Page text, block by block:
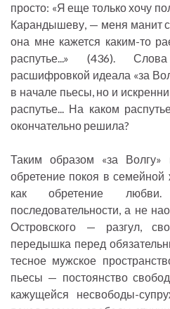
просто: «Я еще только хочу
Карандышеву, — меня манит
она мне кажется каким-то
распутье...» (436).
расшифровкой идеала «за
в начале пьесы, но и
распутье... На каком
окончательно решила?
Таким образом «за Волгу»
обретение покоя в
как обретение
последовательности, а не
Островского — разгул,
передышка перед
тесное мужское
пьесы — постоянство
кажущейся несвободы-